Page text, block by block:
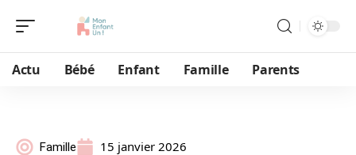
Actu Bébé Enfant Famille Parents
Famille 15 janvier 2026